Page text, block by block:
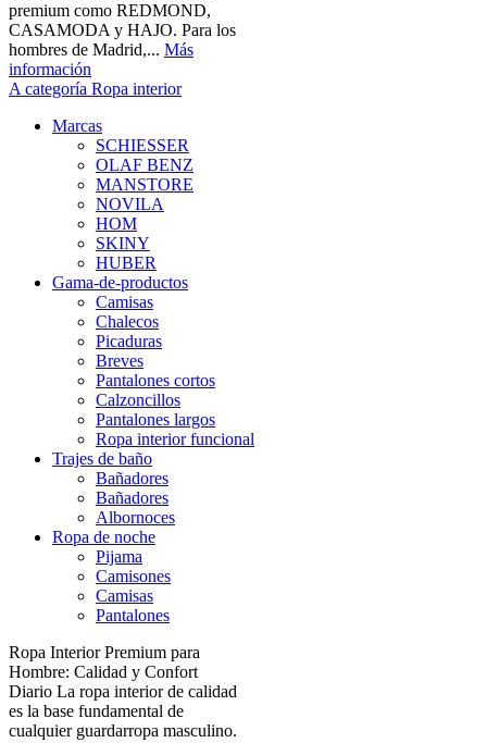
premium como REDMOND,
CASAMODA y HAJO. Para los
hombres de Madrid,... Más
información
A categoría Ropa interior
Marcas
SCHIESSER
OLAF BENZ
MANSTORE
NOVILA
HOM
SKINY
HUBER
Gama-de-productos
Camisas
Chalecos
Picaduras
Breves
Pantalones cortos
Calzoncillos
Pantalones largos
Ropa interior funcional
Trajes de baño
Bañadores
Bañadores
Albornoces
Ropa de noche
Pijama
Camisones
Camisas
Pantalones
Ropa Interior Premium para
Hombre: Calidad y Confort
Diario La ropa interior de calidad
es la base fundamental de
cualquier guardarropa masculino.